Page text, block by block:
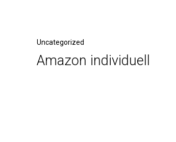
Uncategorized
Amazon individuell